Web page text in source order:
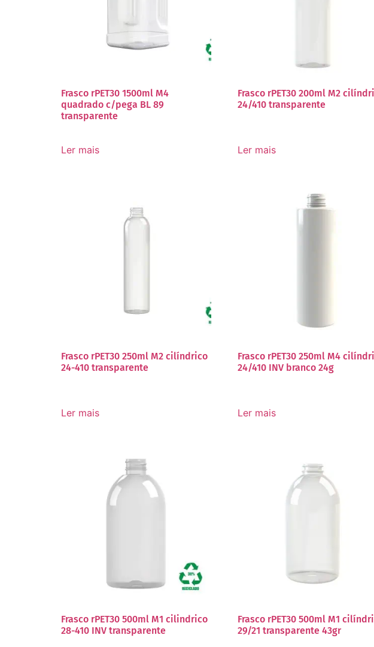
Frasco rPET30 1500ml M4
quadrado c/pega BL 89
transparente
Ler mais
Frasco rPET30 200ml M2
24/410 transparente
Ler mais
Frasco rPET30 250ml M2 cilíndrico
24-410 transparente
Ler mais
Frasco rPET30 250ml M4
24/410 INV branco 24g
Ler mais
Frasco rPET30 500ml M1 cilindrico
28-410 INV transparente
Frasco rPET30 500ml M1
29/21 transparente 43gr